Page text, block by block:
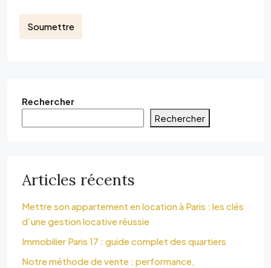
Soumettre
Rechercher
Rechercher
Articles récents
Mettre son appartement en location à Paris : les clés
d’une gestion locative réussie
Immobilier Paris 17 : guide complet des quartiers
Notre méthode de vente : performance,